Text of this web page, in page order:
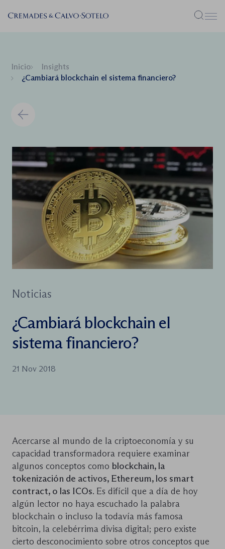
Menú
Inicio
Insights
¿Cambiará blockchain el sistema financiero?
Noticias
¿Cambiará blockchain el
sistema financiero?
21 Nov 2018
Acercarse al mundo de la criptoeconomía y su
capacidad transformadora requiere examinar
algunos conceptos como blockchain, la
tokenización de activos, Ethereum, los smart
contract, o las ICOs. Es difícil que a día de hoy
algún lector no haya escuchado la palabra
blockchain o incluso la todavía más famosa
bitcoin, la celebérrima divisa digital; pero existe
cierto desconocimiento sobre otros conceptos que